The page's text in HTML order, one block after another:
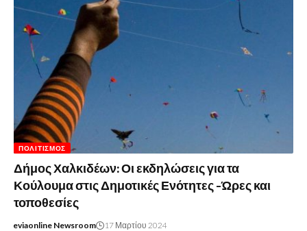
ΠΟΛΙΤΙΣΜΌΣ
Δήμος Χαλκιδέων: Οι εκδηλώσεις για τα
Κούλουμα στις Δημοτικές Ενότητες -Ώρες και
τοποθεσίες
eviaonline Newsroom 17 Μαρτίου 2024